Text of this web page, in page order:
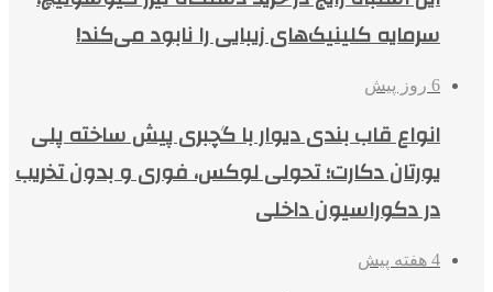
سرمایه کلینیک‌های زیبایی را نابود می‌کند!
6 روز پیش
انواع قاب بندی دیوار با گچبری پیش ساخته پلی
یورتان دکارت؛ تحولی لوکس، فوری و بدون تخریب
در دکوراسیون داخلی
4 هفته پیش